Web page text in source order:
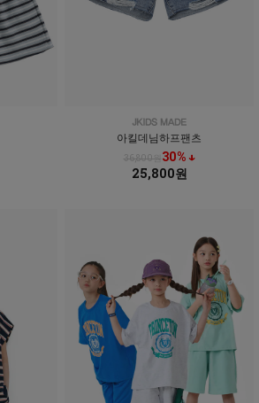
아킬데님하프팬츠
36,800원30% ↓
25,800원